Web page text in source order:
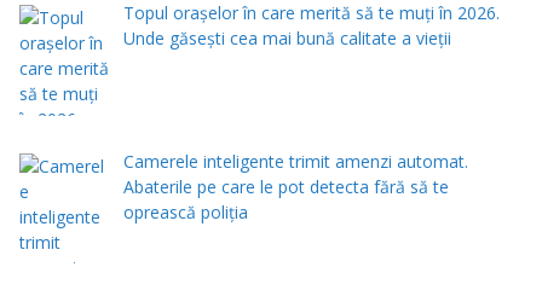
Topul orașelor în care merită să te muți în 2026.
Unde găsești cea mai bună calitate a vieții
Camerele inteligente trimit amenzi automat.
Abaterile pe care le pot detecta fără să te
oprească poliția